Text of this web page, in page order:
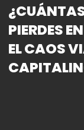
PIERDES
EL CAOS